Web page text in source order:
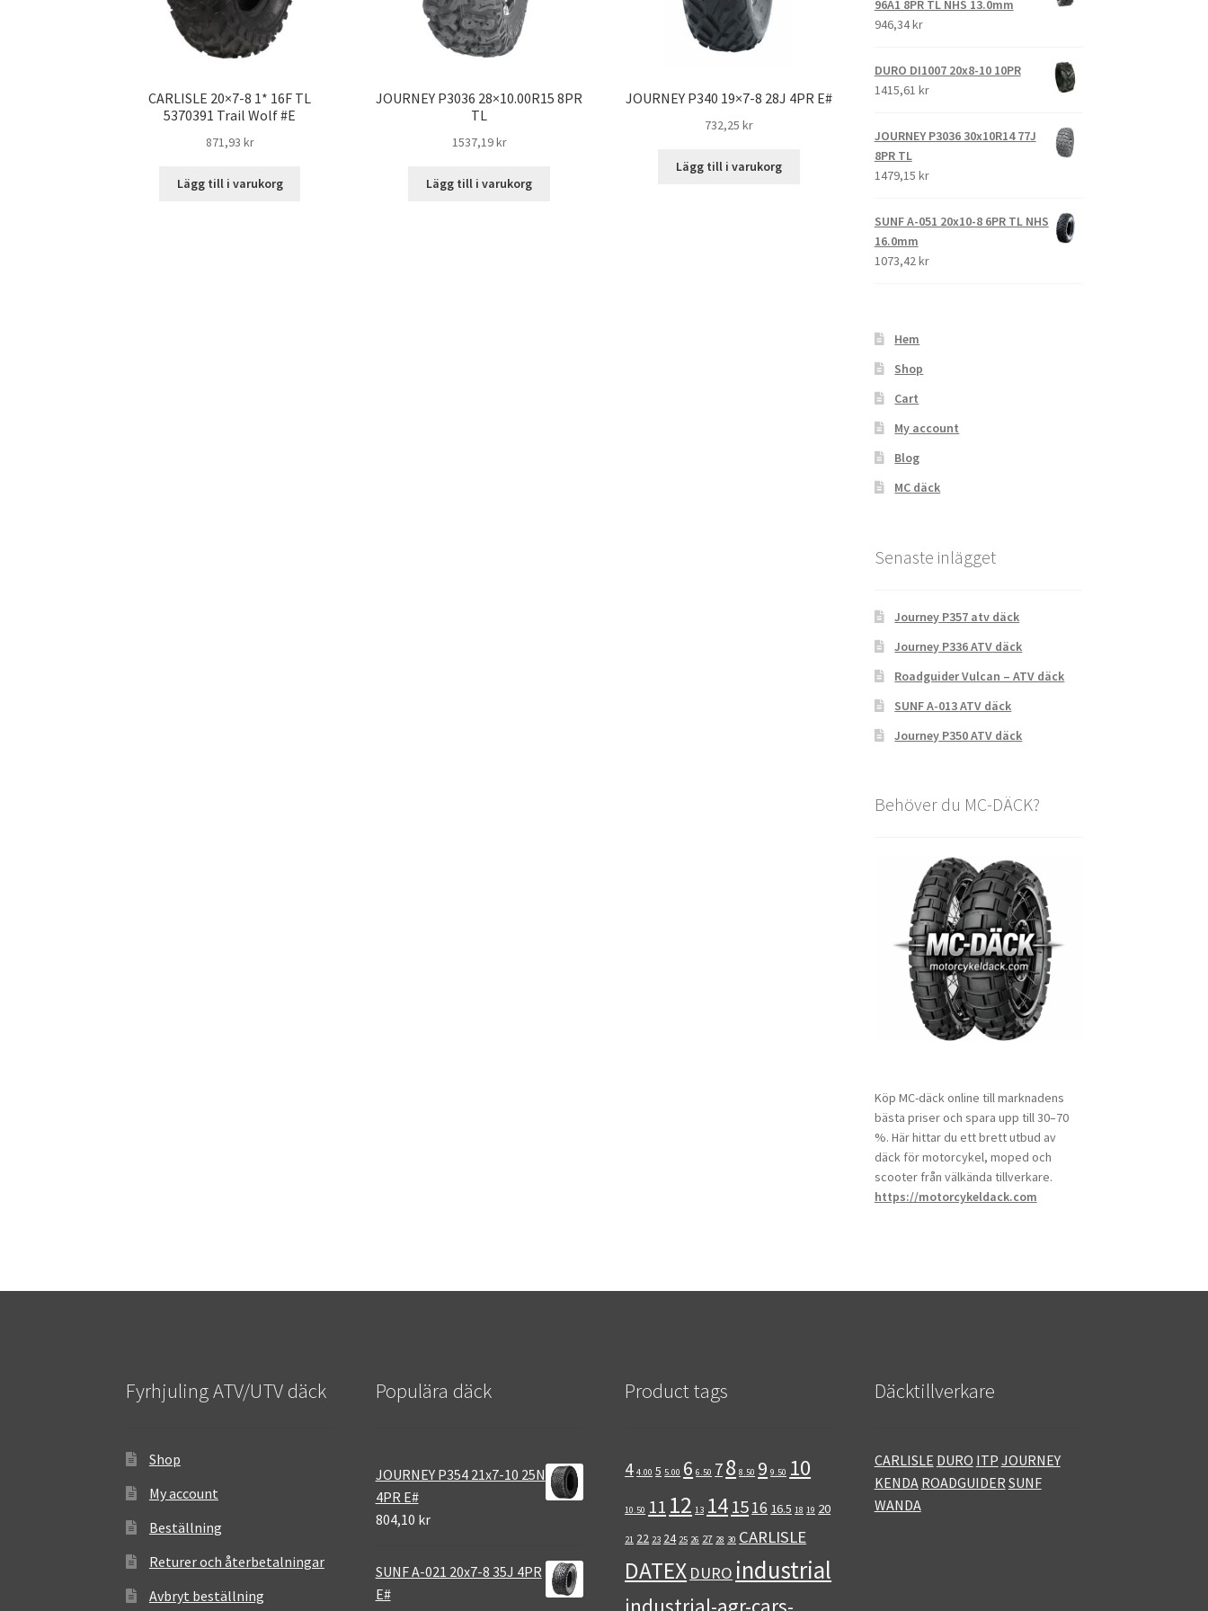
CARLISLE 20×7-8 1* 16F TL
5370391 Trail Wolf #E
871,93 kr
Lägg till i varukorg
JOURNEY P3036 28×10.00R15 8PR
TL
1537,19 kr
Lägg till i varukorg
JOURNEY P340 19×7-8 28J 4PR E#
732,25 kr
Lägg till i varukorg
96A1 8PR TL NHS 13.0mm
946,34 kr
DURO DI1007 20x8-10 10PR
1415,61 kr
JOURNEY P3036 30x10R14 77J
8PR TL
1479,15 kr
SUNF A-051 20x10-8 6PR TL NHS
16.0mm
1073,42 kr
Hem
Shop
Cart
My account
Blog
MC däck
Senaste inlägget
Journey P357 atv däck
Journey P336 ATV däck
Roadguider Vulcan – ATV däck
SUNF A-013 ATV däck
Journey P350 ATV däck
Behöver du MC-DÄCK?
Köp MC-däck online till marknadens
bästa priser och spara upp till 30–70
%. Här hittar du ett brett utbud av
däck för motorcykel, moped och
scooter från välkända tillverkare.
https://motorcykeldack.com
Fyrhjuling ATV/UTV däck
Shop
My account
Beställning
Returer och återbetalningar
Avbryt beställning
Populära däck
JOURNEY P354 21x7-10 25N
4PR E#
804,10 kr
SUNF A-021 20x7-8 35J 4PR
E#
Product tags
4 4.00 5 5.00 6 6.50 78 8.50 9 9.50 10
10.50 11 12 13 141516 16.5 18 19 20
21 22 23 24 25 26 27 28 30 CARLISLE
DATEX DURO industrial
industrial-agr-cars-
Däcktillverkare
CARLISLE DURO ITP JOURNEY
KENDA ROADGUIDER SUNF
WANDA